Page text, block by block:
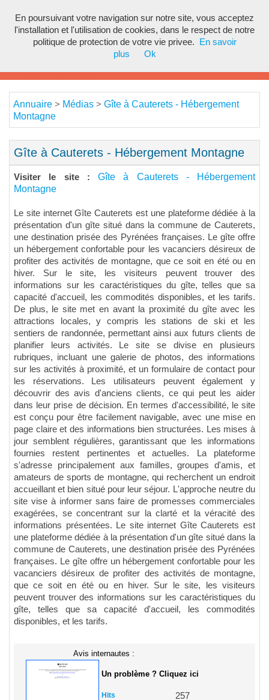
Annuaire > Médias > Gîte à Cauterets - Hébergement
Montagne
Gîte à Cauterets - Hébergement Montagne
Visiter le site : Gîte à Cauterets - Hébergement
Montagne
Le site internet Gîte Cauterets est une plateforme dédiée à la
présentation d'un gîte situé dans la commune de Cauterets,
une destination prisée des Pyrénées françaises. Le gîte offre
un hébergement confortable pour les vacanciers désireux de
profiter des activités de montagne, que ce soit en été ou en
hiver. Sur le site, les visiteurs peuvent trouver des
informations sur les caractéristiques du gîte, telles que sa
capacité d'accueil, les commodités disponibles, et les tarifs.
De plus, le site met en avant la proximité du gîte avec les
attractions locales, y compris les stations de ski et les
sentiers de randonnée, permettant ainsi aux futurs clients de
planifier leurs activités. Le site se divise en plusieurs
rubriques, incluant une galerie de photos, des informations
sur les activités à proximité, et un formulaire de contact pour
les réservations. Les utilisateurs peuvent également y
découvrir des avis d'anciens clients, ce qui peut les aider
dans leur prise de décision. En termes d'accessibilité, le site
est conçu pour être facilement navigable, avec une mise en
page claire et des informations bien structurées. Les mises à
jour semblent régulières, garantissant que les informations
fournies restent pertinentes et actuelles. La plateforme
s'adresse principalement aux familles, groupes d'amis, et
amateurs de sports de montagne, qui recherchent un endroit
accueillant et bien situé pour leur séjour. L'approche neutre du
site vise à informer sans faire de promesses commerciales
exagérées, se concentrant sur la clarté et la véracité des
informations présentées. Le site internet Gîte Cauterets est
une plateforme dédiée à la présentation d'un gîte situé dans la
commune de Cauterets, une destination prisée des Pyrénées
françaises. Le gîte offre un hébergement confortable pour les
vacanciers désireux de profiter des activités de montagne,
que ce soit en été ou en hiver. Sur le site, les visiteurs
peuvent trouver des informations sur les caractéristiques du
gîte, telles que sa capacité d'accueil, les commodités
disponibles, et les tarifs.
Avis internautes :
Un problème ? Cliquez ici
Hits 257
En poursuivant votre navigation sur notre site, vous acceptez
l'installation et l'utilisation de cookies, dans le respect de notre
politique de protection de votre vie privee.
En savoir
plus
Ok